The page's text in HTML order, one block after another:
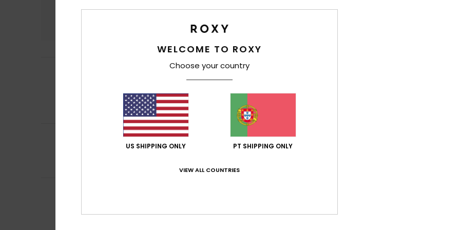
Conforto
Relação qualidade/preço
Catherine8. Fevereiro 2026
Conforme com a descrição
Mostrar original - Francês
Conforto
Eu recomendo este produto
Client anonyme vérifié6. Fevereiro 2026
Pontuação correta pra mim
Mostrar original - Francês
WELCOME TO ROXY
Choose your country
US SHIPPING ONLY PT SHIPPING ONLY
VIEW ALL COUNTRIES